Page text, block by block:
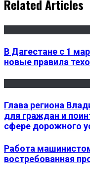
Related Articles
В Дагестане с 1
новые правила
Глава региона
для граждан и
сфере дорожного
Работа
востребованная